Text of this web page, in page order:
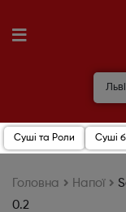
Суші та Роли Суші
Головна Напої
0.2